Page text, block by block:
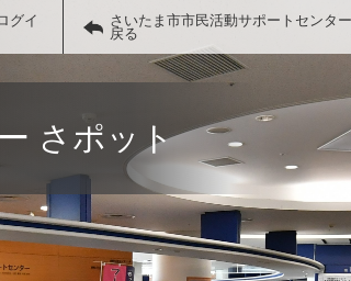
グイ
さいたま市市民活動サポートセンタ
戻る
さポット